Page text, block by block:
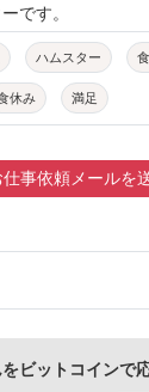
です。
ハムスター
休み 満足
ラダラ ほのぼの
か まどろむ
仕事依頼メールを
ビットコインで